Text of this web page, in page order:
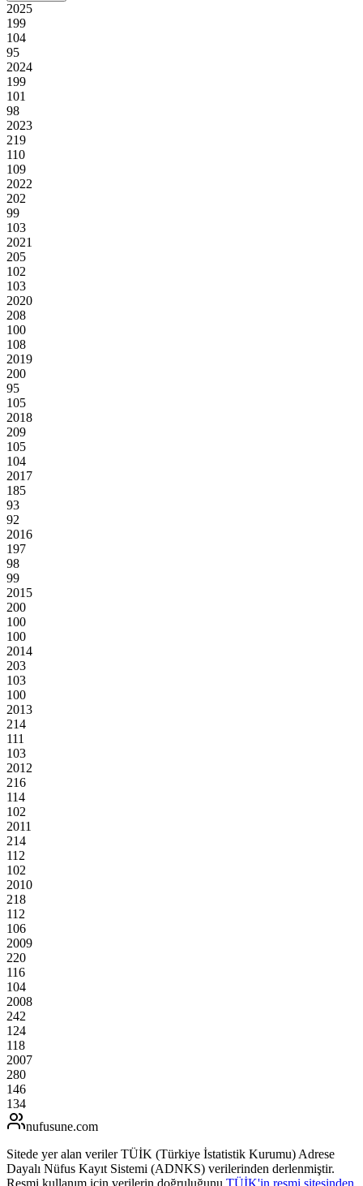
2025
199
104
95
2024
199
101
98
2023
219
110
109
2022
202
99
103
2021
205
102
103
2020
208
100
108
2019
200
95
105
2018
209
105
104
2017
185
93
92
2016
197
98
99
2015
200
100
100
2014
203
103
100
2013
214
111
103
2012
216
114
102
2011
214
112
102
2010
218
112
106
2009
220
116
104
2008
242
124
118
2007
280
146
134
nufusune.com
Sitede yer alan veriler TÜİK (Türkiye İstatistik Kurumu) Adrese
Dayalı Nüfus Kayıt Sistemi (ADNKS) verilerinden derlenmiştir.
Resmi kullanım için verilerin doğruluğunu TÜİK'in resmi sitesinden